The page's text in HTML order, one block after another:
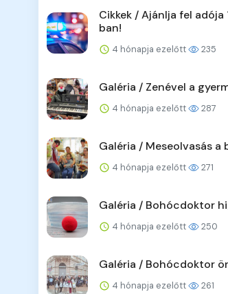
Cikkek / Ajánlja fel adója
ban!
4 hónapja ezelőtt 235
Galéria / Zenével a
4 hónapja ezelőtt 287
Galéria / Meseolvasás a
4 hónapja ezelőtt 271
Galéria / Bohócdoktor
4 hónapja ezelőtt 250
Galéria / Bohócdoktor
4 hónapja ezelőtt 261